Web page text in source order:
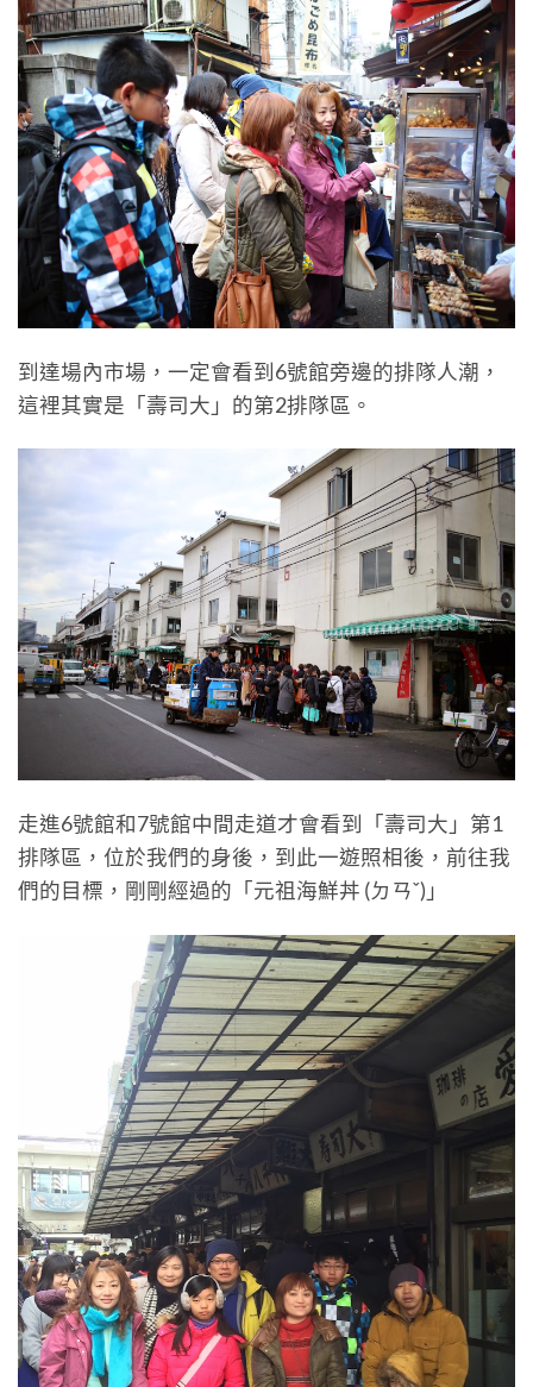
到達場內市場，一定會看到6號館旁邊的排隊人潮，
這裡其實是「壽司大」的第2排隊區。
走進6號館和7號館中間走道才會看到「壽司大」第1
排隊區，位於我們的身後，到此一遊照相後，前往我
們的目標，剛剛經過的「元祖海鮮丼 (ㄉㄢˇ)」